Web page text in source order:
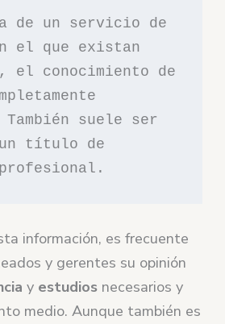
de un servicio de
el que existan
el conocimiento de
suele ser
título de
información, es frecuente
y gerentes su opinión
y estudios necesarios y
medio. Aunque también es